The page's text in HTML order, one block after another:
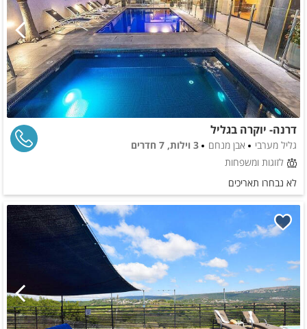
דרנה- יוקרה בגליל
גליל מערבי אבן מנחם
3 וילות, 7 חדרים
לזוגות ומשפחות
לא נבחרו תאריכים